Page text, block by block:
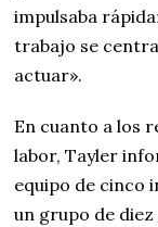
impulsaba
trabajo se
actuar».
En cuanto a los
labor, Tayler
equipo de cinco
un grupo de